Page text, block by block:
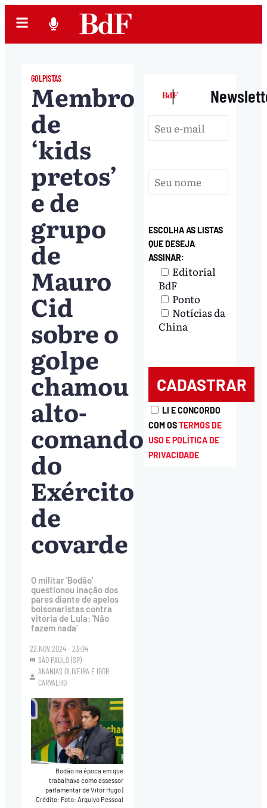
GOLPISTAS
Membro
de
‘kids
pretos’
e de
grupo
de
Mauro
Cid
sobre o
golpe
chamou
alto-
comando
do
Exército
de
covarde
O militar 'Bodão'
questionou inação dos
pares diante de apelos
bolsonaristas contra
vitória de Lula: 'Não
fazem nada'
22.NOV.2024 - 23:04
SÃO PAULO (SP)
ANANIAS OLIVEIRA E IGOR
CARVALHO
Bodão na época em que
trabalhava como assessor
parlamentar de Vitor Hugo
Crédito: Foto: Arquivo Pessoal
|
ESCOLHA AS LISTAS
QUE DESEJA
ASSINAR:
Editorial
BdF
Ponto
Notícias da
China
LI E CONCORDO
COM OSTERMOS DE
USO E POLÍTICA DE
PRIVACIDADE